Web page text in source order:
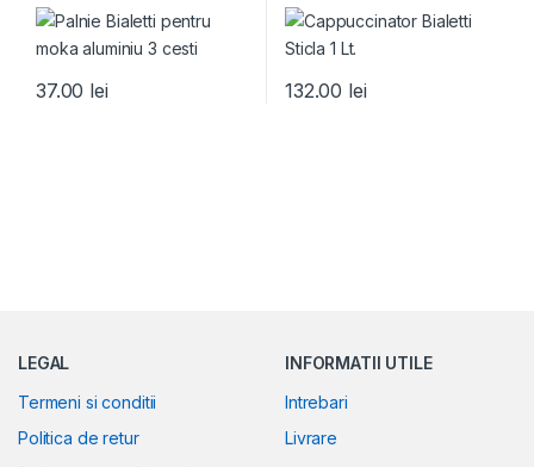
37.00 lei 132.00 lei
LEGAL
Termeni si conditii
Politica de retur
INFORMATII UTILE
Intrebari
Livrare